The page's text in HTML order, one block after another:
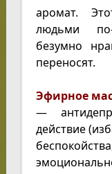
аромат.
людьми
безумно
переносят.
Эфирное
—
действие